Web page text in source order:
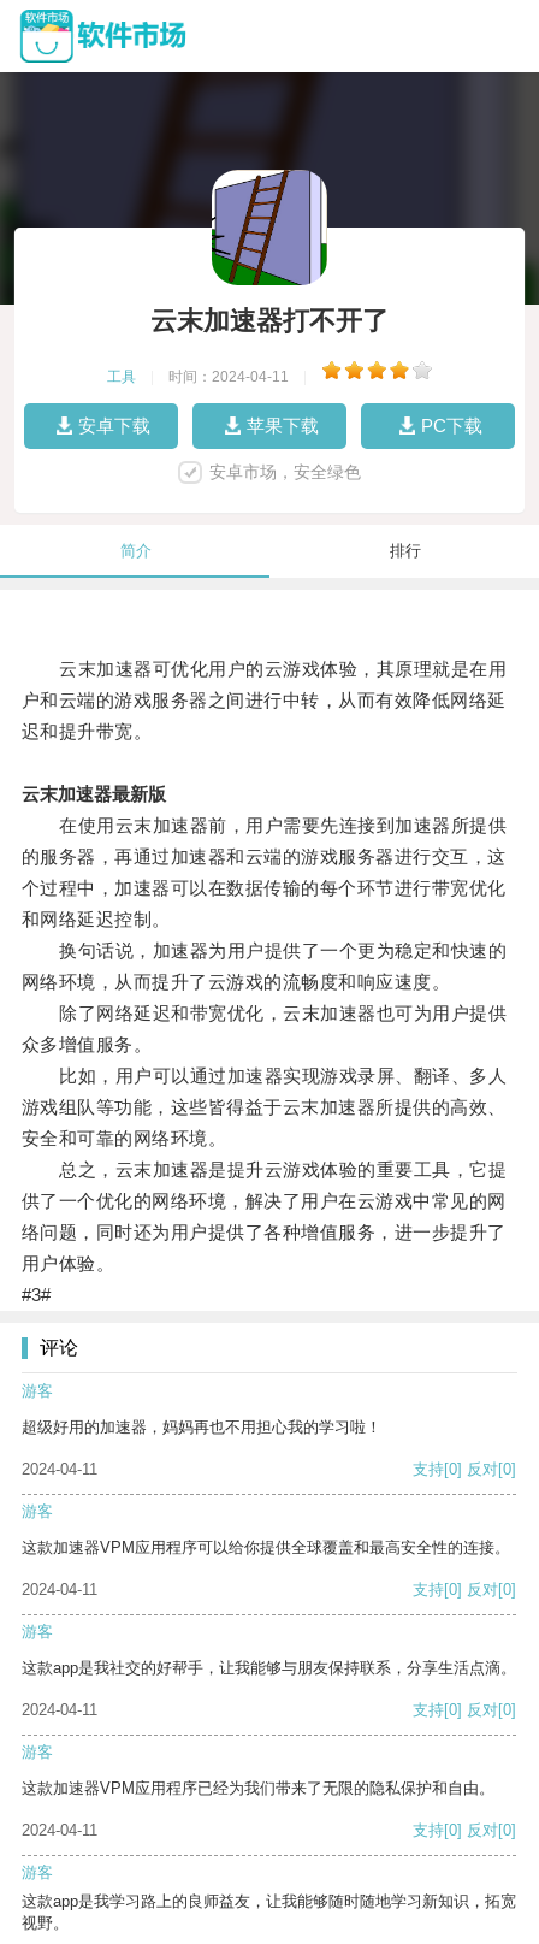
云末加速器打不开了
工具 时间：2024-04-11
安卓下载 苹果下载 PC下载
安卓市场，安全绿色
简介 排行
云末加速器可优化用户的云游戏体验，其原理就是在用
户和云端的游戏服务器之间进行中转，从而有效降低网络延
迟和提升带宽。
云末加速器最新版
在使用云末加速器前，用户需要先连接到加速器所提供
的服务器，再通过加速器和云端的游戏服务器进行交互，这
个过程中，加速器可以在数据传输的每个环节进行带宽优化
和网络延迟控制。
换句话说，加速器为用户提供了一个更为稳定和快速的
网络环境，从而提升了云游戏的流畅度和响应速度。
除了网络延迟和带宽优化，云末加速器也可为用户提供
众多增值服务。
比如，用户可以通过加速器实现游戏录屏、翻译、多人
游戏组队等功能，这些皆得益于云末加速器所提供的高效、
安全和可靠的网络环境。
总之，云末加速器是提升云游戏体验的重要工具，它提
供了一个优化的网络环境，解决了用户在云游戏中常见的网
络问题，同时还为用户提供了各种增值服务，进一步提升了
用户体验。
#3#
评论
游客
超级好用的加速器，妈妈再也不用担心我的学习啦！
2024-04-11 支持[0] 反对[0]
游客
这款加速器VPM应用程序可以给你提供全球覆盖和最高安全性的连接。
2024-04-11 支持[0] 反对[0]
游客
这款app是我社交的好帮手，让我能够与朋友保持联系，分享生活点滴。
2024-04-11 支持[0] 反对[0]
游客
这款加速器VPM应用程序已经为我们带来了无限的隐私保护和自由。
2024-04-11 支持[0] 反对[0]
游客
这款app是我学习路上的良师益友，让我能够随时随地学习新知识，拓宽
视野。